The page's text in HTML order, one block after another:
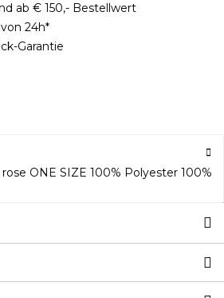
ab € 150,- Bestellwert
24h*
Garantie
ONE SIZE 100% Polyester 100%